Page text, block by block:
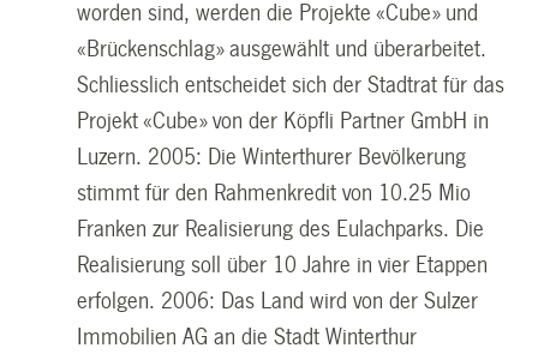
worden sind, werden die Projekte «Cube» und
«Brückenschlag» ausgewählt und überarbeitet.
Schliesslich entscheidet sich der Stadtrat für das
Projekt «Cube» von der Köpfli Partner GmbH in
Luzern. 2005: Die Winterthurer Bevölkerung
stimmt für den Rahmenkredit von 10.25 Mio
Franken zur Realisierung des Eulachparks. Die
Realisierung soll über 10 Jahre in vier Etappen
erfolgen. 2006: Das Land wird von der Sulzer
Immobilien AG an die Stadt Winterthur